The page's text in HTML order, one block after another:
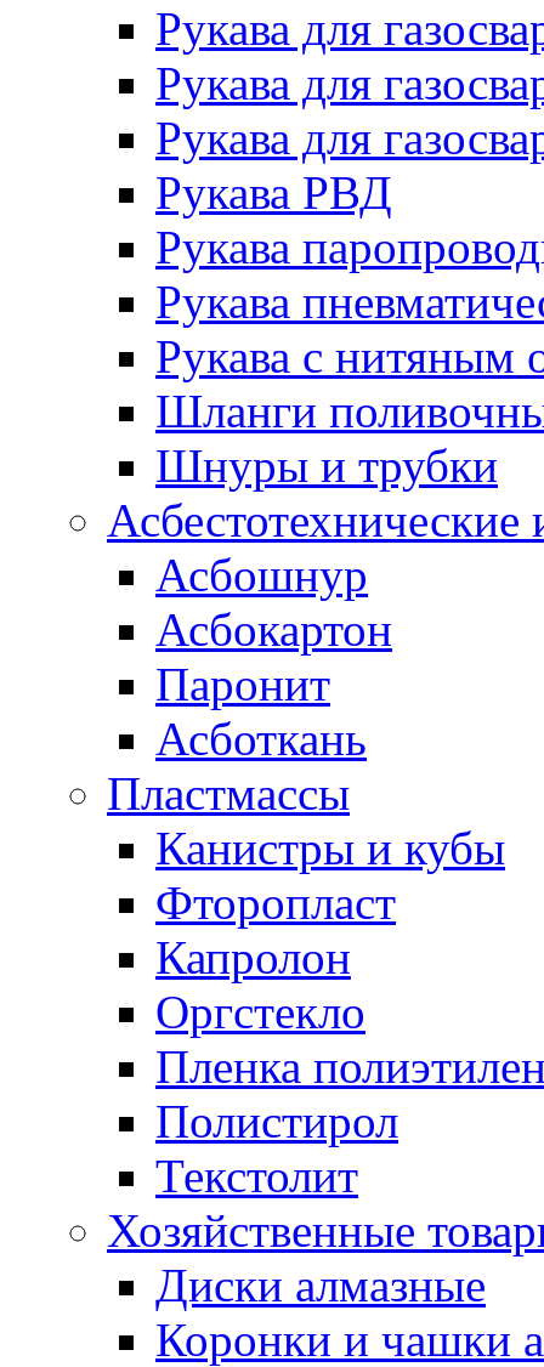
Рукава для
Рукава для
Рукава для
Рукава РВД
Рукава
Рукава
Рукава с нитяным
Шланги
Шнуры и трубки
Асбестотехнические
Асбошнур
Асбокартон
Паронит
Асботкань
Пластмассы
Канистры и кубы
Фторопласт
Капролон
Оргстекло
Пленка
Полистирол
Текстолит
Хозяйственные
Диски алмазные
Коронки и чашки